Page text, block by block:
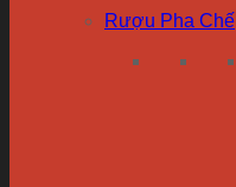
Rượu Pha Chế